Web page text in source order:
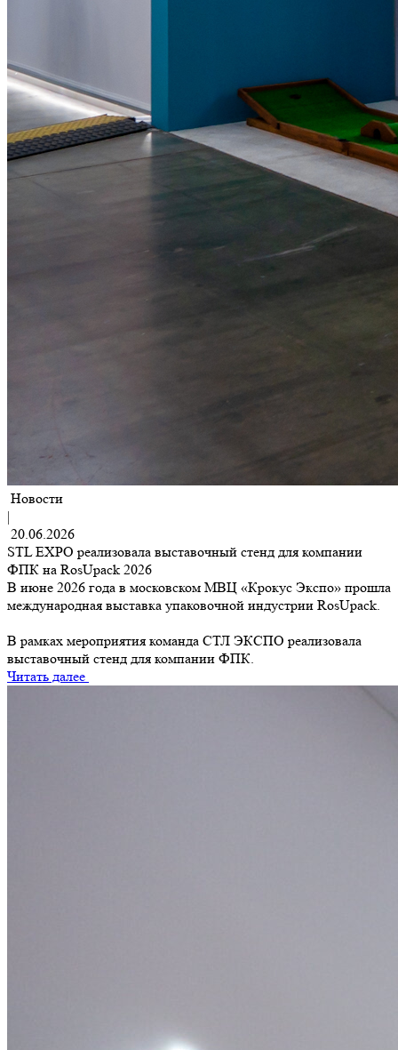
Новости
|
20.06.2026
STL EXPO реализовала выставочный стенд для компании
ФПК на RosUpack 2026
В июне 2026 года в московском МВЦ «Крокус Экспо» прошла
международная выставка упаковочной индустрии RosUpack.
В рамках мероприятия команда СТЛ ЭКСПО реализовала
выставочный стенд для компании ФПК.
Читать далее